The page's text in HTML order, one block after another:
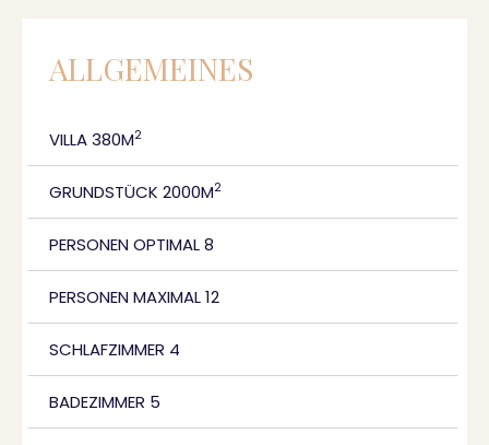
ALLGEMEINES
VILLA 380M2
GRUNDSTÜCK 2000M2
PERSONEN OPTIMAL 8
PERSONEN MAXIMAL 12
SCHLAFZIMMER 4
BADEZIMMER 5